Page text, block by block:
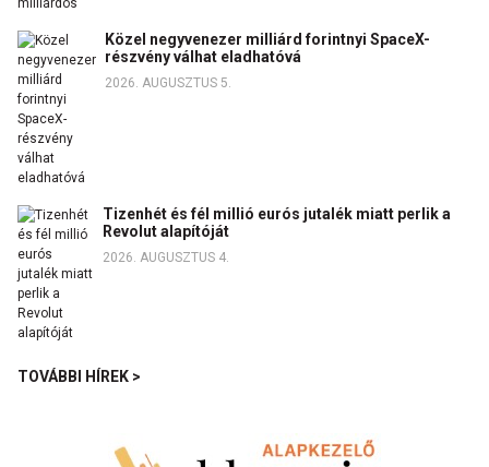
Közel negyvenezer milliárd forintnyi SpaceX-
részvény válhat eladhatóvá
2026. AUGUSZTUS 5.
Tizenhét és fél millió eurós jutalék miatt perlik a
Revolut alapítóját
2026. AUGUSZTUS 4.
TOVÁBBI HÍREK >